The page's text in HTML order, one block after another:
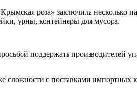
роза» заключила несколько
урны, контейнеры для мусора.
поддержать производителей
сложности с поставками импортных